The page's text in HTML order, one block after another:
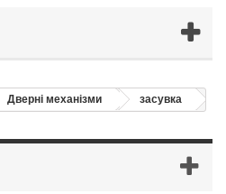
Дверні механізми засувка